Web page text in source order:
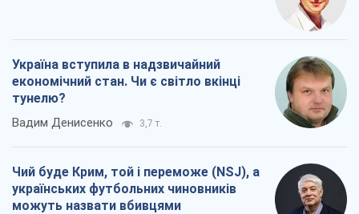
Україна вступила в надзвичайний
економічний стан. Чи є світло вкінці
тунелю?
Вадим Денисенко 3,7 т.
Чий буде Крим, той і переможе (NSJ), а
українських футбольних чиновників
можуть назвати вбивцями